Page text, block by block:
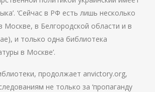
‘Сейчас в РФ есть лишь несколько
Москве, в Белгородской области и в
и только одна библиотека
в Москве’.
продолжает anvictory.org,
не только за ‘пропаганду